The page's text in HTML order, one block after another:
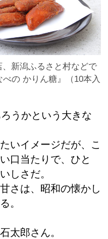
新潟ふるさと村などで
の かりん糖』（10本入
うかという大きな
いイメージだが、こ
口当たりで、ひと
しさだ。
さは、昭和の懐かし
。
太郎さん。